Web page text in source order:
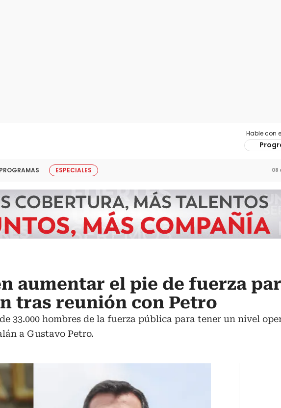
Hable con
PROGRAMAS ESPECIALES 08
aumentar el pie de fuerza
tras reunión con Petro
33.000 hombres de la fuerza pública para tener un nivel
a Gustavo Petro.